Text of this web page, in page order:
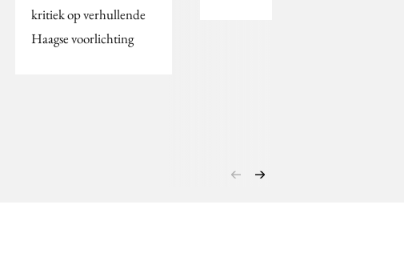
kritiek op verhullende
Haagse voorlichting